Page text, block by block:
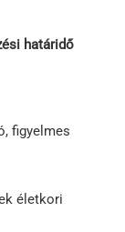
határidő
figyelmes
életkori